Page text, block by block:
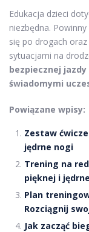
Edukacja dzieci
niezbędna.
się po drogach
sytuacjami na
bezpiecznej
świadomymi
Powiązane wpisy:
Zestaw
jędrne nogi
Trening na
pięknej i
Plan
Rozciągnij
Jak zacząć